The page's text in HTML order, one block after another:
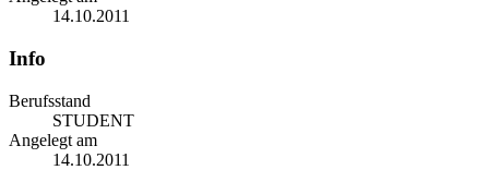
14.10.2011
Info
Berufsstand
STUDENT
Angelegt am
14.10.2011